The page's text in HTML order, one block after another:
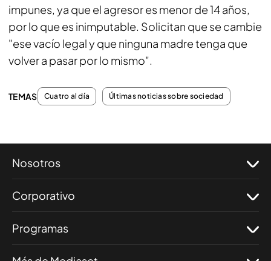
impunes, ya que el agresor es menor de 14 años,
por lo que es inimputable. Solicitan que se cambie
"ese vacío legal y que ninguna madre tenga que
volver a pasar por lo mismo".
TEMAS Cuatro al día Últimas noticias sobre sociedad
Nosotros
Corporativo
Programas